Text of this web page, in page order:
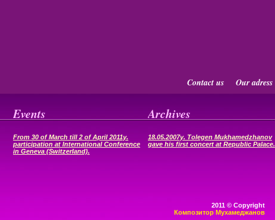
Contact us Our adress
Events
From 30 of March till 2 of April 2011y.
participation at International Conference
in Geneva (Switzerland).
Archives
18.05.2007y. Tolegen Mukhamedzhanov
gave his first concert at Republic Palace.
2011 © Copyright
Композитор Мухамеджанов